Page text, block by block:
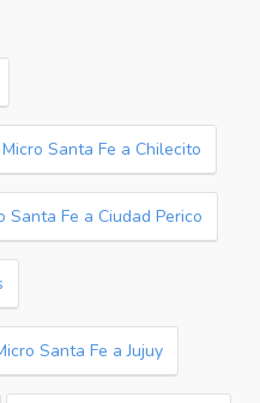
Micro Santa Fe a Chilecito
Santa Fe a Ciudad Perico
Santa Fe a Jujuy